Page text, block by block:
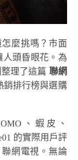
麼挑嗎？市面
頭昏眼花。為
理了這篇 聯網
銷排行榜與選購
、蝦皮、
的實際用戶評
網電視。無論